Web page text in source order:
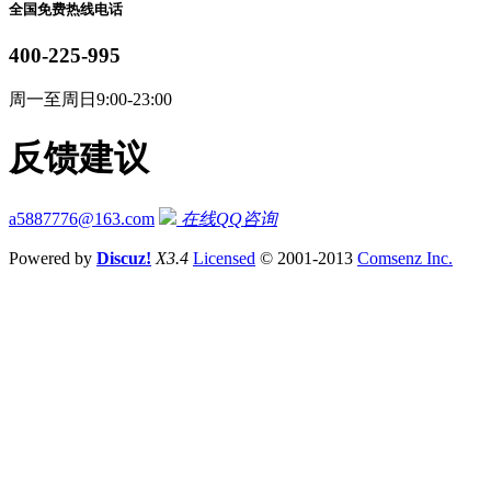
全国免费热线电话
400-225-995
周一至周日9:00-23:00
反馈建议
a5887776@163.com 在线QQ咨询
Powered by Discuz! X3.4 Licensed © 2001-2013 Comsenz Inc.